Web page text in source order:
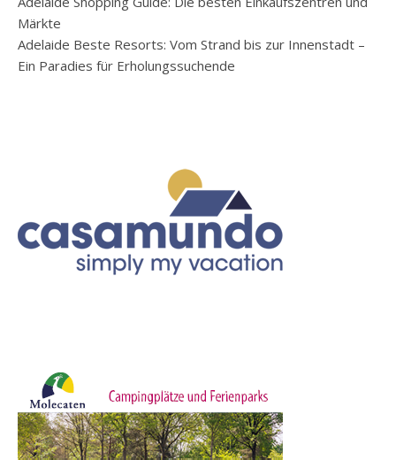
Märkte
Adelaide Beste Resorts: Vom Strand bis zur Innenstadt –
Ein Paradies für Erholungssuchende